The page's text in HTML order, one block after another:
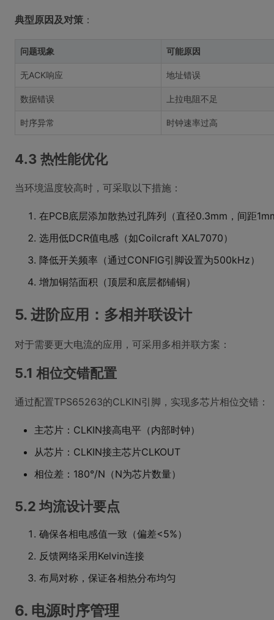
典型原因及对策 ：
问题现象 可能原因
无ACK响应 地址错误
数据错误 上拉电阻不足
时序异常 时钟速率过高
4.3 热性能优化
当环境温度较高时，可采取以下措施：
在PCB底层添加散热过孔阵列（直径0.3mm，间距
选用低DCR值电感（如Coilcraft XAL7070）
降低开关频率（通过CONFIG引脚设置为500kHz）
增加铜箔面积（顶层和底层都铺铜）
5. 进阶应用：多相并联设计
对于需要更大电流的应用，可采用多相并联方案：
5.1 相位交错配置
通过配置TPS65263的CLKIN引脚，实现多芯片相位交错：
主芯片：CLKIN接高电平（内部时钟）
从芯片：CLKIN接主芯片CLKOUT
相位差：180°/N（N为芯片数量）
5.2 均流设计要点
确保各相电感值一致（偏差<5%）
反馈网络采用Kelvin连接
布局对称，保证各相热分布均匀
6. 电源时序管理